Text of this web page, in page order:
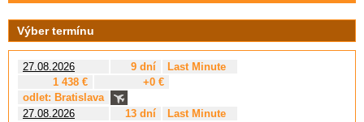
Výber termínu
27.08.2026 9 dní
Last Minute
1 438 €
+0 €
odlet: Bratislava
27.08.2026
13 dní
Last Minute